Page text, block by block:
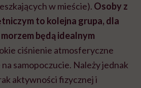
w mieście). Osoby z
to kolejna grupa, dla
będą idealnym
ciśnienie atmosferyczne
samopoczucie. Należy jednak
aktywności fizycznej i